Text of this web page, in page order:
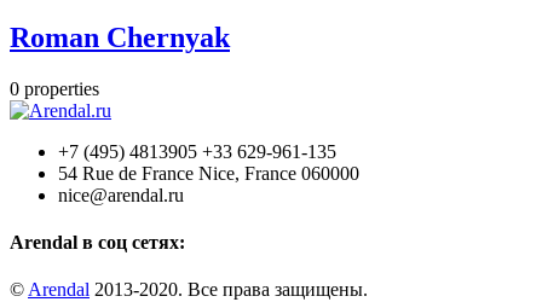
Roman Chernyak
0 properties
+7 (495) 4813905 +33 629-961-135
54 Rue de France Nice, France 060000
nice@arendal.ru
Arendal в соц сетях:
© Arendal 2013-2020. Все права защищены.